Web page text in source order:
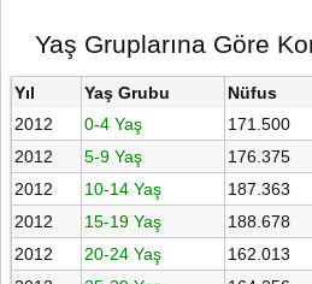
Yaş Gruplarına Göre
Yıl Yaş Grubu Nüfus
2012
0-4 Yaş 171.500
2012
5-9 Yaş 176.375
2012
10-14 Yaş 187.363
2012
15-19 Yaş 188.678
2012
20-24 Yaş 162.013